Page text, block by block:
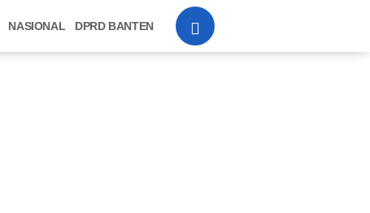
NASIONAL DPRD BANTEN